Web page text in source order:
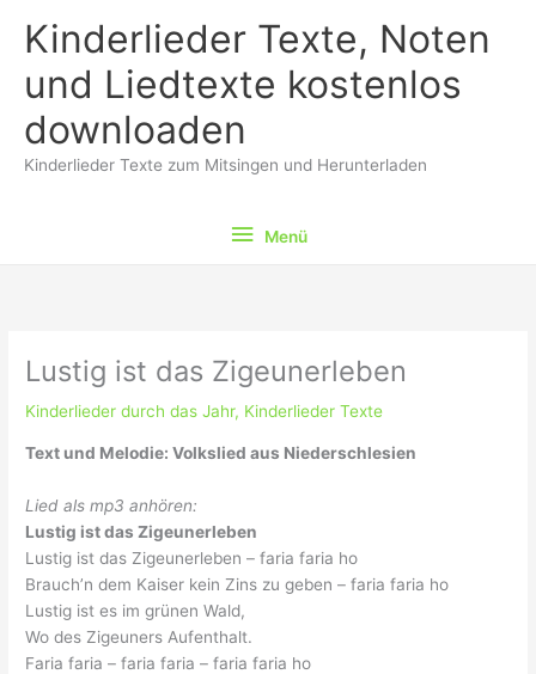
InhaltKinderlieder Texte, Noten
und Liedtexte kostenlos
downloaden
Kinderlieder Texte zum Mitsingen und Herunterladen
Menü
Menü
Lustig ist das Zigeunerleben
Kinderlieder durch das Jahr, Kinderlieder Texte
Text und Melodie: Volkslied aus Niederschlesien
Lied als mp3 anhören:
Lustig ist das Zigeunerleben
Lustig ist das Zigeunerleben – faria faria ho
Brauch’n dem Kaiser kein Zins zu geben – faria faria ho
Lustig ist es im grünen Wald,
Wo des Zigeuners Aufenthalt.
Faria faria – faria faria – faria faria ho